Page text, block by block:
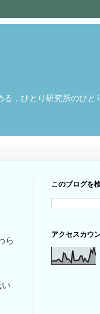
，ひとり研究所のひと
ら
このブログを
アクセスカウ